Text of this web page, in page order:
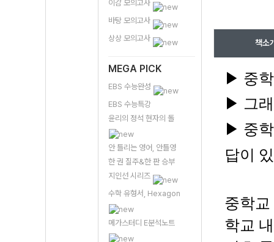
이감 모의고사
바탕 모의고사
상상 모의고사
MEGA PICK
EBS 수능완성
EBS 수능특강
윤리의 정석 현자의 돌
안 틀리는 영어, 안틀영
한 권 질주&한 판 승부
지인선 시리즈
수학 유형서, Hexagon
메가스터디 E분석노트
책소
▶ 중
▶ 그
▶ 중
답이
중학교
학교